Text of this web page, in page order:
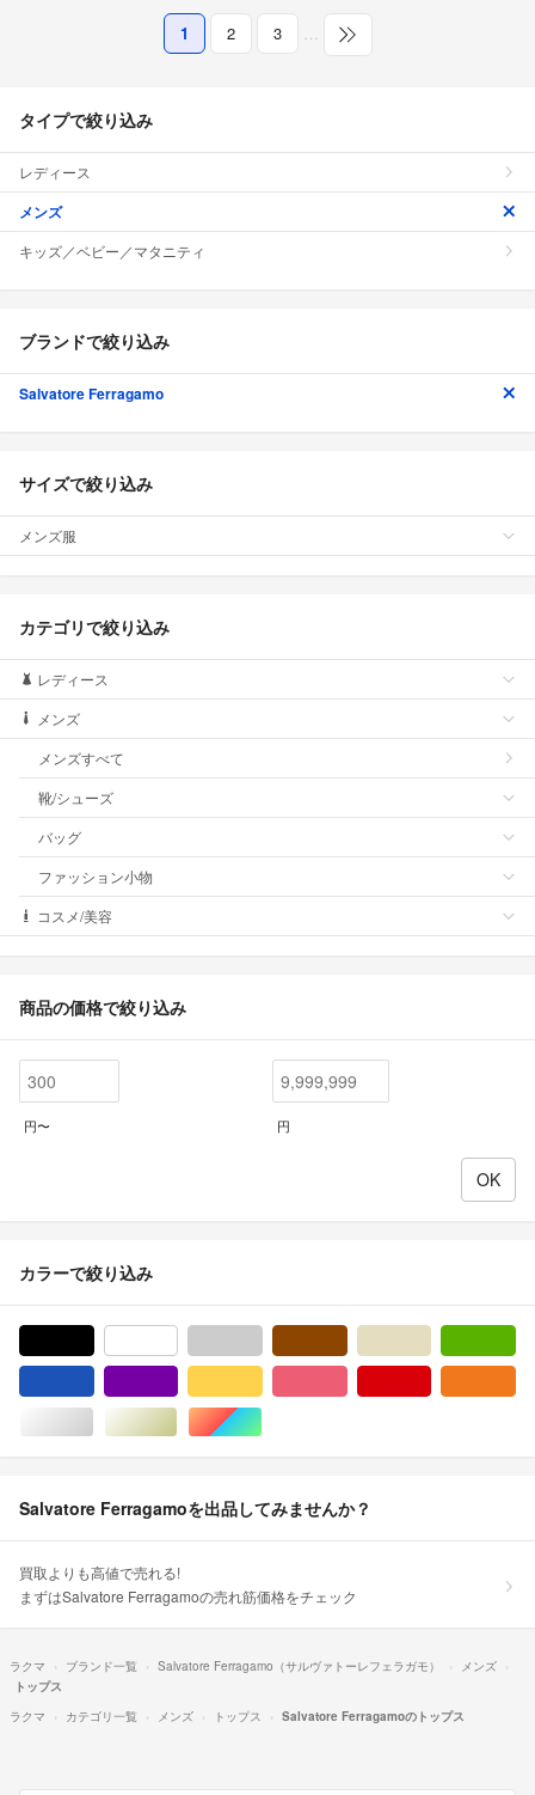
1 2 3 …
タイプで絞り込み
レディース
メンズ
キッズ／ベビー／マタニティ
ブランドで絞り込み
Salvatore Ferragamo
サイズで絞り込み
メンズ服
カテゴリで絞り込み
レディース
メンズ
メンズすべて
靴/シューズ
バッグ
ファッション小物
コスメ/美容
商品の価格で絞り込み
円〜 円
カラーで絞り込み
シルバー/銀色系ゴールド/金色系マルチカラー
Salvatore Ferragamoを出品してみませんか？
買取よりも高値で売れる!
まずはSalvatore Ferragamoの売れ筋価格をチェック
ラクマ ブランド一覧 Salvatore Ferragamo（サルヴァトーレフェラガモ）
メンズ
トップス
ラクマ
カテゴリ一覧 メンズ トップス Salvatore Ferragamoのトップス